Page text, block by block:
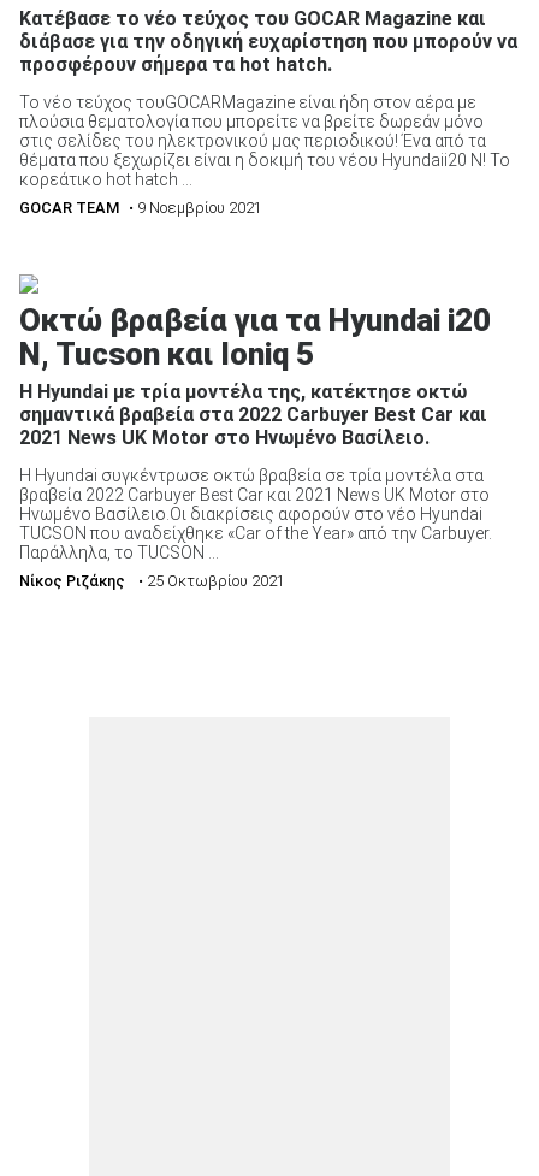
Κατέβασε το νέο τεύχος του GOCAR Magazine και
διάβασε για την οδηγική ευχαρίστηση που μπορούν να
προσφέρουν σήμερα τα hot hatch.
Το νέο τεύχος τουGOCARMagazine είναι ήδη στον αέρα με
πλούσια θεματολογία που μπορείτε να βρείτε δωρεάν μόνο
στις σελίδες του ηλεκτρονικού μας περιοδικού! Ένα από τα
θέματα που ξεχωρίζει είναι η δοκιμή του νέου Hyundaii20 N! Το
κορεάτικο hot hatch ...
GOCAR TEAM • 9 Νοεμβρίου 2021
Οκτώ βραβεία για τα Hyundai i20
N, Tucson και Ioniq 5
Η Hyundai με τρία μοντέλα της, κατέκτησε οκτώ
σημαντικά βραβεία στα 2022 Carbuyer Best Car και
2021 News UK Motor στο Ηνωμένο Βασίλειο.
Η Hyundai συγκέντρωσε οκτώ βραβεία σε τρία μοντέλα στα
βραβεία 2022 Carbuyer Best Car και 2021 News UK Motor στο
Ηνωμένο Βασίλειο.Οι διακρίσεις αφορούν στο νέο Hyundai
TUCSON που αναδείχθηκε «Car of the Year» από την Carbuyer.
Παράλληλα, το TUCSON ...
Νίκος Ριζάκης • 25 Οκτωβρίου 2021